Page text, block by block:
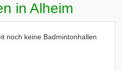
in Alheim
noch keine Badmintonhallen